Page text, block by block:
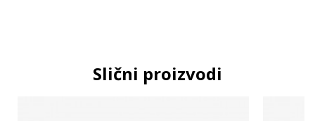
Slični proizvodi